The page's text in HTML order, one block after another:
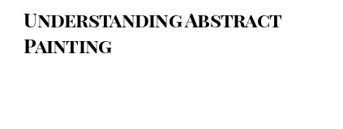
Understanding Abstract
Painting